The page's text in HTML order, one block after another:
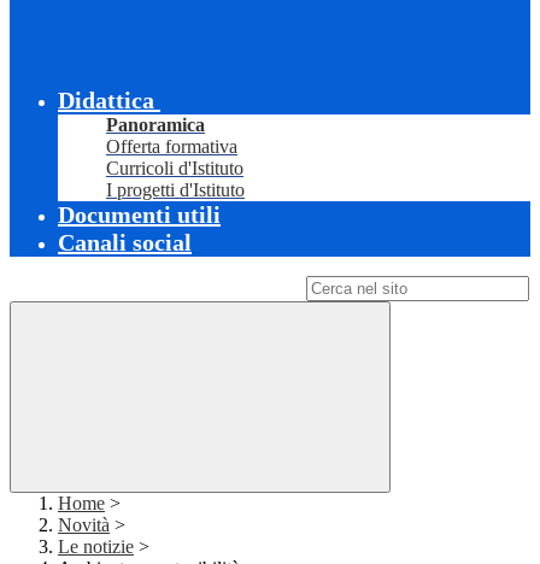
Didattica
Panoramica
Offerta formativa
Curricoli d'Istituto
I progetti d'Istituto
Documenti utili
Canali social
Home >
Novità >
Le notizie >